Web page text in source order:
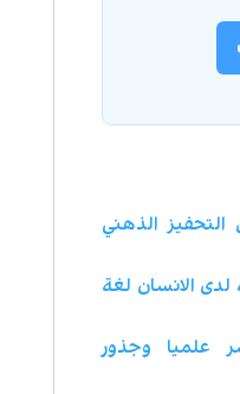
الذهني
لدى الانسان لغة
علميا وجذور